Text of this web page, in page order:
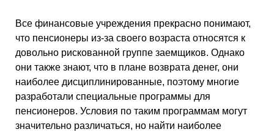
Все финансовые учреждения прекрасно понимают,
что пенсионеры из-за своего возраста относятся к
довольно рискованной группе заемщиков. Однако
они также знают, что в плане возврата денег, они
наиболее дисциплинированные, поэтому многие
разработали специальные программы для
пенсионеров. Условия по таким программам могут
значительно различаться, но найти наиболее